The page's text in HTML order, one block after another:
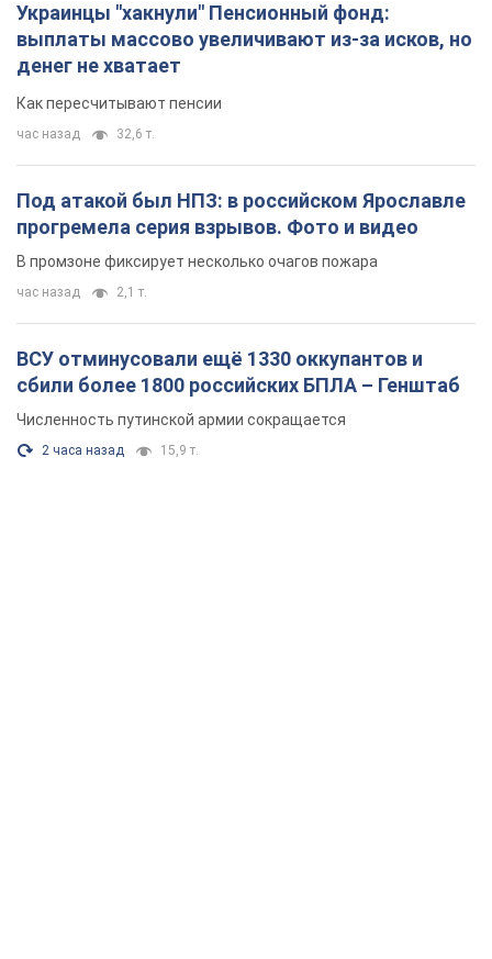
Украинцы "хакнули" Пенсионный фонд:
выплаты массово увеличивают из-за исков, но
денег не хватает
Как пересчитывают пенсии
час назад 32,6 т.
Под атакой был НПЗ: в российском Ярославле
прогремела серия взрывов. Фото и видео
В промзоне фиксирует несколько очагов пожара
час назад 2,1 т.
ВСУ отминусовали ещё 1330 оккупантов и
сбили более 1800 российских БПЛА – Генштаб
Численность путинской армии сокращается
2 часа назад 15,9 т.